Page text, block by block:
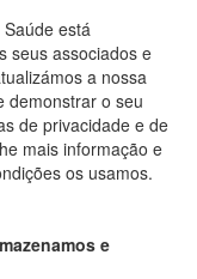
está
seus associados e
a nossa
demonstrar o seu
de privacidade e de
mais informação e
os usamos.
e